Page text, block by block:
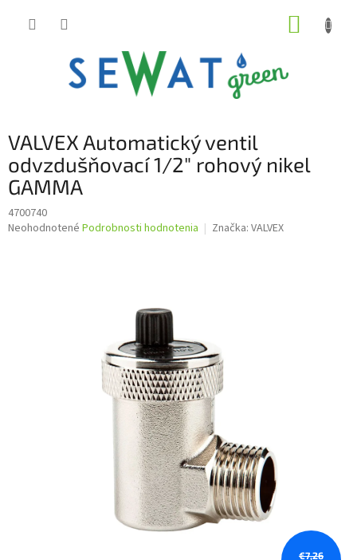
VALVEX Automatický ventil
odvzdušňovací 1/2" rohový nikel
GAMMA
4700740
Priemerné
Neohodnotené Podrobnosti hodnotenia Značka: VALVEX
€7,26